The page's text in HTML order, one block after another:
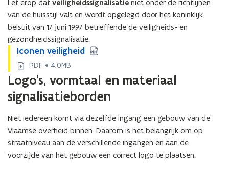
Let erop dat veiligheidssignalisatie niet onder de richtlijnen
van de huisstijl valt en wordt opgelegd door het koninklijk
belsuit van 17 juni 1997 betreffende de veiligheids- en
gezondheidssignalisatie.
I
c
o
n
e
n
v
i
l
i
Iconen veiligheid
I
c
o
n
e
n
v
i
l
i
PDF • 4,0MB
Logo's, vormtaal en materiaal
signalisatieborden
Niet iedereen komt via dezelfde ingang een gebouw van de
Vlaamse overheid binnen. Daarom is het belangrijk om op
straatniveau aan de verschillende ingangen en aan de
voorzijde van het gebouw een correct logo te plaatsen.